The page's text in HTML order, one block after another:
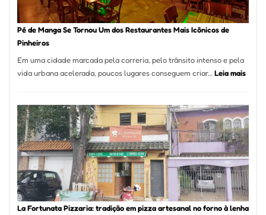
Pé de Manga Se Tornou Um dos Restaurantes Mais Icônicos de
Pinheiros
Em uma cidade marcada pela correria, pelo trânsito intenso e pela
vida urbana acelerada, poucos lugares conseguem criar… Leia mais:
Se
Um
dos
Mais
La Fortunata Pizzaria: tradição em pizza artesanal no forno à lenha